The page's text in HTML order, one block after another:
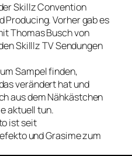
Skillz Convention
Producing. Vorher gab es
Thomas Busch von
Skilllz TV Sendungen
Sampel finden,
verändert hat und
aus dem Nähkästchen
aktuell tun.
ist seit
und Grasime zum